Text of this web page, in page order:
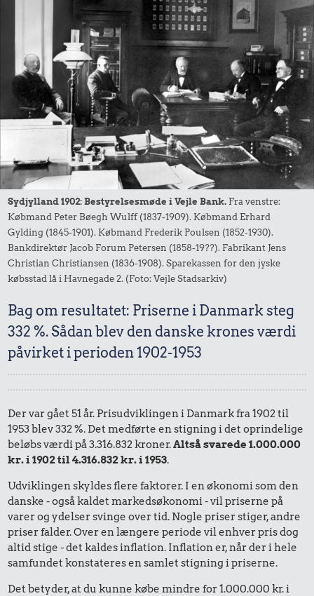
Sydjylland 1902: Bestyrelsesmøde i Vejle Bank. Fra venstre:
Købmand Peter Bøegh Wulff (1837-1909). Købmand Erhard
Gylding (1845-1901). Købmand Frederik Poulsen (1852-1930).
Bankdirektør Jacob Forum Petersen (1858-19??). Fabrikant Jens
Christian Christiansen (1836-1908). Sparekassen for den jyske
købsstad lå i Havnegade 2. (Foto: Vejle Stadsarkiv)
Bag om resultatet: Priserne i Danmark steg
332 %. Sådan blev den danske krones værdi
påvirket i perioden 1902-1953
Der var gået 51 år. Prisudviklingen i Danmark fra 1902 til
1953 blev 332 %. Det medførte en stigning i det oprindelige
beløbs værdi på 3.316.832 kroner.Altså svarede 1.000.000
kr. i 1902 til 4.316.832 kr. i 1953.
Udviklingen skyldes flere faktorer. I en økonomi som den
danske - også kaldet markedsøkonomi - vil priserne på
varer og ydelser svinge over tid. Nogle priser stiger, andre
priser falder. Over en længere periode vil enhver pris dog
altid stige - det kaldes inflation. Inflation er, når der i hele
samfundet konstateres en samlet stigning i priserne.
Det betyder, at du kunne købe mindre for 1.000.000 kr. i